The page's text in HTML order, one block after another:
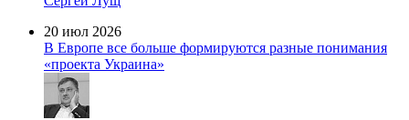
20 июл 2026
В Европе все больше формируются разные понимания
«проекта Украина»